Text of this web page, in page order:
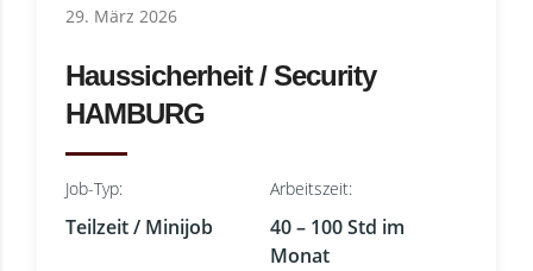
29. März 2026
Haussicherheit / Security
HAMBURG
Job-Typ:
Teilzeit / Minijob
Arbeitszeit:
40 – 100 Std im
Monat